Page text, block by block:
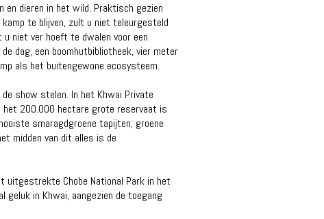
en dieren in het wild. Praktisch gezien
te blijven, zult u niet teleurgesteld
niet ver hoeft te dwalen voor een
dag, een boomhutbibliotheek, vier meter
als het buitengewone ecosysteem.
show stelen. In het Khwai Private
het 200.000 hectare grote reservaat is
smaragdgroene tapijten; groene
midden van dit alles is de
uitgestrekte Chobe National Park in het
geluk in Khwai, aangezien de toegang